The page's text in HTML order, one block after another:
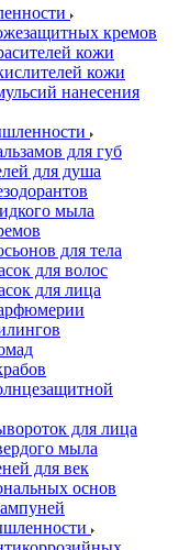
кремов
кожи
кожи
нанесения
для губ
для душа
мыла
для тела
для волос
для лица
для лица
мыла
для век
основ